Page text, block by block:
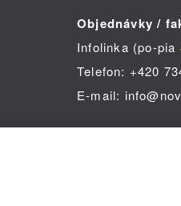
Objednávky /
Infolinka (po-pia
Telefon: +420
E-mail: